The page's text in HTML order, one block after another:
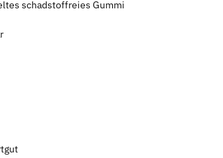
schadstoffreies Gummi